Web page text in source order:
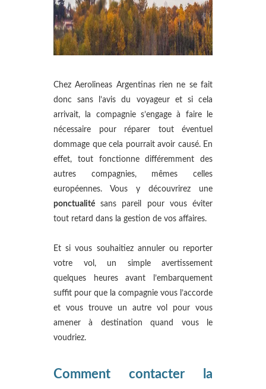
Chez Aerolineas Argentinas rien ne se fait
donc sans l’avis du voyageur et si cela
arrivait, la compagnie s’engage à faire le
nécessaire pour réparer tout éventuel
dommage que cela pourrait avoir causé. En
effet, tout fonctionne différemment des
autres compagnies, mêmes celles
européennes. Vous y découvrirez une
ponctualité sans pareil pour vous éviter
tout retard dans la gestion de vos affaires.
Et si vous souhaitiez annuler ou reporter
votre vol, un simple avertissement
quelques heures avant l’embarquement
suffit pour que la compagnie vous l’accorde
et vous trouve un autre vol pour vous
amener à destination quand vous le
voudriez.
Comment contacter la